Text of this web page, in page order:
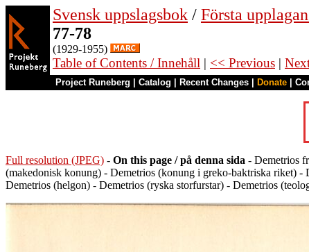
Svensk uppslagsbok / Första
77-78
(1929-1955)
Table of Contents / Innehåll | << Previous |
Project Runeberg Catalog Recent Changes Donate
Full resolution (JPEG) - On this page / på denna sida - Demetrios
(makedonisk konung) - Demetrios (konung i greko-baktriska riket)
Demetrios (helgon) - Demetrios (ryska storfurstar) - Demetrios